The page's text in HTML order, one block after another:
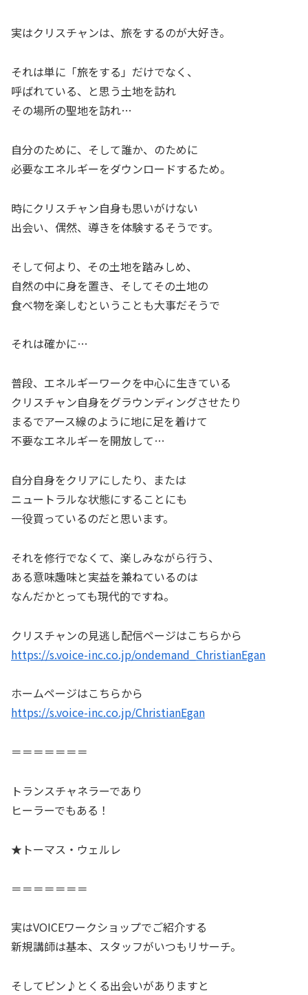
実はクリスチャンは、旅をするのが大好き。
それは単に「旅をする」だけでなく、
呼ばれている、と思う土地を訪れ
その場所の聖地を訪れ…
自分のために、そして誰か、のために
必要なエネルギーをダウンロードするため。
時にクリスチャン自身も思いがけない
出会い、偶然、導きを体験するそうです。
そして何より、その土地を踏みしめ、
自然の中に身を置き、そしてその土地の
食べ物を楽しむということも大事だそうで
それは確かに…
普段、エネルギーワークを中心に生きている
クリスチャン自身をグラウンディングさせたり
まるでアース線のように地に足を着けて
不要なエネルギーを開放して…
自分自身をクリアにしたり、または
ニュートラルな状態にすることにも
一役買っているのだと思います。
それを修行でなくて、楽しみながら行う、
ある意味趣味と実益を兼ねているのは
なんだかとっても現代的ですね。
クリスチャンの見逃し配信ページはこちらから
https://s.voice-inc.co.jp/ondemand_ChristianEgan
ホームページはこちらから
https://s.voice-inc.co.jp/ChristianEgan
＝＝＝＝＝＝＝
トランスチャネラーであり
ヒーラーでもある！
★トーマス・ウェルレ
＝＝＝＝＝＝＝
実はVOICEワークショップでご紹介する
新規講師は基本、スタッフがいつもリサーチ。
そしてピン♪とくる出会いがありますと